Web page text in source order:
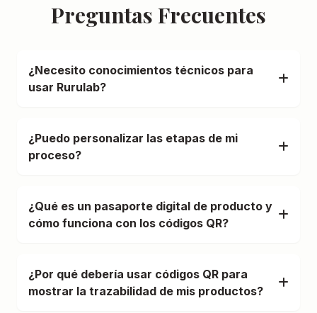
Preguntas Frecuentes
¿Necesito conocimientos técnicos para
usar Rurulab?
¿Puedo personalizar las etapas de mi
proceso?
¿Qué es un pasaporte digital de producto y
cómo funciona con los códigos QR?
¿Por qué debería usar códigos QR para
mostrar la trazabilidad de mis productos?